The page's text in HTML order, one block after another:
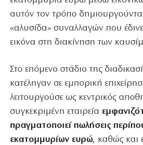
αυτόν τον τρόπο
«αλυσίδα» συναλλαγών που
εικόνα στη διακίνηση των
Στο επόμενο στάδιο της
κατέληγαν σε εμπορική
λειτουργούσε ως κεντρικός
συγκεκριμένη εταιρεία
πραγματοποιεί πωλήσεις
εκατομμυρίων ευρώ, καθώς και